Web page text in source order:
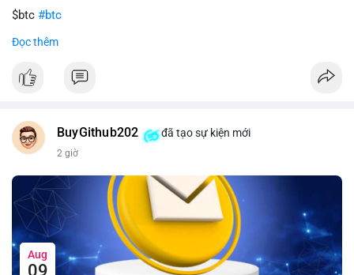
$btc #btc
#vlikevn
📰 Nguồn: CoinDesk
Đọc thêm
BuyGithub202 đã tạo sự kiện mới
2 giờ
Aug
09